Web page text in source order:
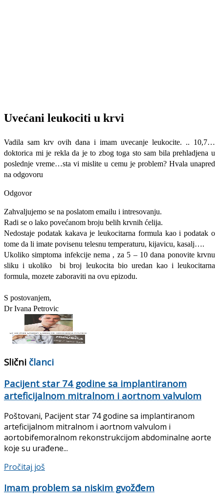
Uvećani leukociti u krvi
Vadila sam krv ovih dana i imam uvecanje leukocite. .. 10,7…
doktorica mi je rekla da je to zbog toga sto sam bila prehladjena u
poslednje vreme…sta vi mislite u cemu je problem? Hvala unapred
na odgovoru
Odgovor
Zahvaljujemo se na poslatom emailu i intresovanju.
Radi se o lako povećanom broju belih krvnih ćelija.
Nedostaje podatak kakava je leukocitarna formula kao i podatak o
tome da li imate povisenu telesnu temperaturu, kijavicu, kasalj….
Ukoliko simptoma infekcije nema , za 5 – 10 dana ponovite krvnu
sliku i ukoliko bi broj leukocita bio uredan kao i leukocitarna
formula, mozete zaboraviti na ovu epizodu.
S postovanjem,
Dr Ivana Petrovic
Slični članci
Pacijent star 74 godine sa implantiranom
arteficijalnom mitralnom i aortnom valvulom
Poštovani, Pacijent star 74 godine sa implantiranom
arteficijalnom mitralnom i aortnom valvulom i
aortobifemoralnom rekonstrukcijom abdominalne aorte
koje su urađene...
Pročitaj još
Imam problem sa niskim gvožđem